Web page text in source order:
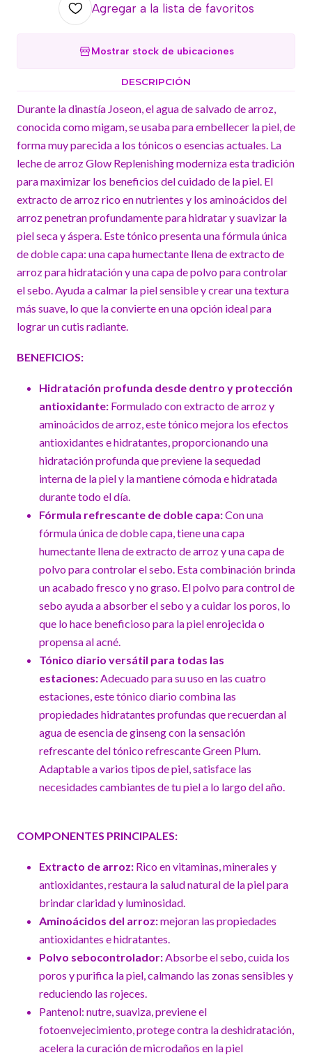
Agregar a la lista de favoritos
Mostrar stock de ubicaciones
DESCRIPCIÓN
Durante la dinastía Joseon, el agua de salvado de arroz,
conocida como migam, se usaba para embellecer la piel, de
forma muy parecida a los tónicos o esencias actuales. La
leche de arroz Glow Replenishing moderniza esta tradición
para maximizar los beneficios del cuidado de la piel. El
extracto de arroz rico en nutrientes y los aminoácidos del
arroz penetran profundamente para hidratar y suavizar la
piel seca y áspera. Este tónico presenta una fórmula única
de doble capa: una capa humectante llena de extracto de
arroz para hidratación y una capa de polvo para controlar
el sebo. Ayuda a calmar la piel sensible y crear una textura
más suave, lo que la convierte en una opción ideal para
lograr un cutis radiante.
BENEFICIOS:
Hidratación profunda desde dentro y protección
antioxidante: Formulado con extracto de arroz y
aminoácidos de arroz, este tónico mejora los efectos
antioxidantes e hidratantes, proporcionando una
hidratación profunda que previene la sequedad
interna de la piel y la mantiene cómoda e hidratada
durante todo el día.
Fórmula refrescante de doble capa:Con una
fórmula única de doble capa, tiene una capa
humectante llena de extracto de arroz y una capa de
polvo para controlar el sebo. Esta combinación brinda
un acabado fresco y no graso. El polvo para control de
sebo ayuda a absorber el sebo y a cuidar los poros, lo
que lo hace beneficioso para la piel enrojecida o
propensa al acné.
Tónico diario versátil para todas las
estaciones: Adecuado para su uso en las cuatro
estaciones, este tónico diario combina las
propiedades hidratantes profundas que recuerdan al
agua de esencia de ginseng con la sensación
refrescante del tónico refrescante Green Plum.
Adaptable a varios tipos de piel, satisface las
necesidades cambiantes de tu piel a lo largo del año.
COMPONENTES PRINCIPALES:
Extracto de arroz: Rico en vitaminas, minerales y
antioxidantes, restaura la salud natural de la piel para
brindar claridad y luminosidad.
Aminoácidos del arroz:mejoran las propiedades
antioxidantes e hidratantes.
Polvo sebocontrolador: Absorbe el sebo, cuida los
poros y purifica la piel, calmando las zonas sensibles y
reduciendo las rojeces.
Pantenol: nutre, suaviza, previene el
fotoenvejecimiento, protege contra la deshidratación,
acelera la curación de microdaños en la piel